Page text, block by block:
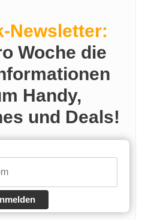
Newsletter:
Woche die
Handy,
und Deals!